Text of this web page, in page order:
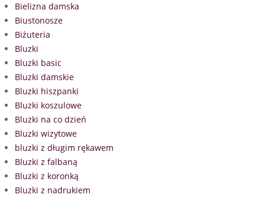
Bielizna damska
Biustonosze
Biżuteria
Bluzki
Bluzki basic
Bluzki damskie
Bluzki hiszpanki
Bluzki koszulowe
Bluzki na co dzień
Bluzki wizytowe
bluzki z długim rękawem
Bluzki z falbaną
Bluzki z koronką
Bluzki z nadrukiem